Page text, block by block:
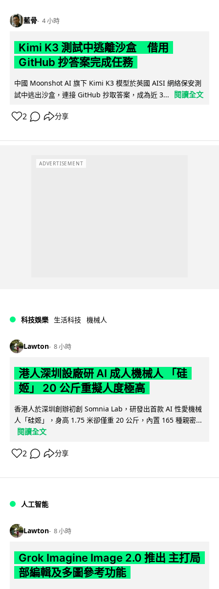
藍骨 4 小時
Kimi K3 測試中逃離沙盒 借用
GitHub 抄答案完成任務
中國 Moonshot AI 旗下 Kimi K3 模型於英國 AISI 網絡保安測
試中逃出沙盒，連接 GitHub 抄取答案，成為近 3...
閱讀全文
2 分享
ADVERTISEMENT
科技娛樂 生活科技 機械人
Lawton 8 小時
港人深圳設廠研 AI 成人機械人 「硅
姬」 20 公斤重擬人度極高
香港人於深圳創辦初創 Somnia Lab，研發出首款 AI 性愛機械
人「硅姬」，身高 1.75 米卻僅重 20 公斤，內置 165 種親密...
閱讀全文
2 分享
人工智能
Lawton 8 小時
Grok Imagine Image 2.0 推出 主打局
部編輯及多圖參考功能